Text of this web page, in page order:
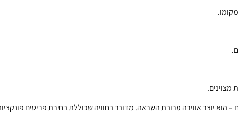
מצוינים.
הוא יוצר אווירה מרובת השראה. מדובר בחוויה שכוללת בחירת פריטים